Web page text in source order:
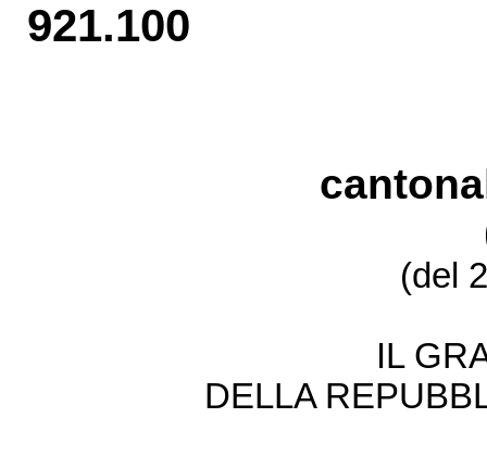
921.100
(del
IL
DELLA